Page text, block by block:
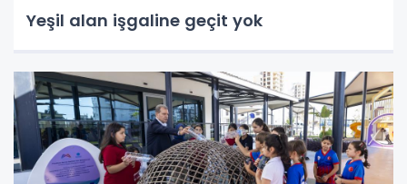
Yeşil alan işgaline geçit yok